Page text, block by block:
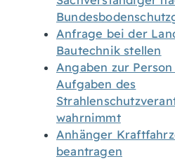
Anfrage bei der
Bautechnik stellen
Angaben zur
Aufgaben des
wahrnimmt
Anhänger
beantragen